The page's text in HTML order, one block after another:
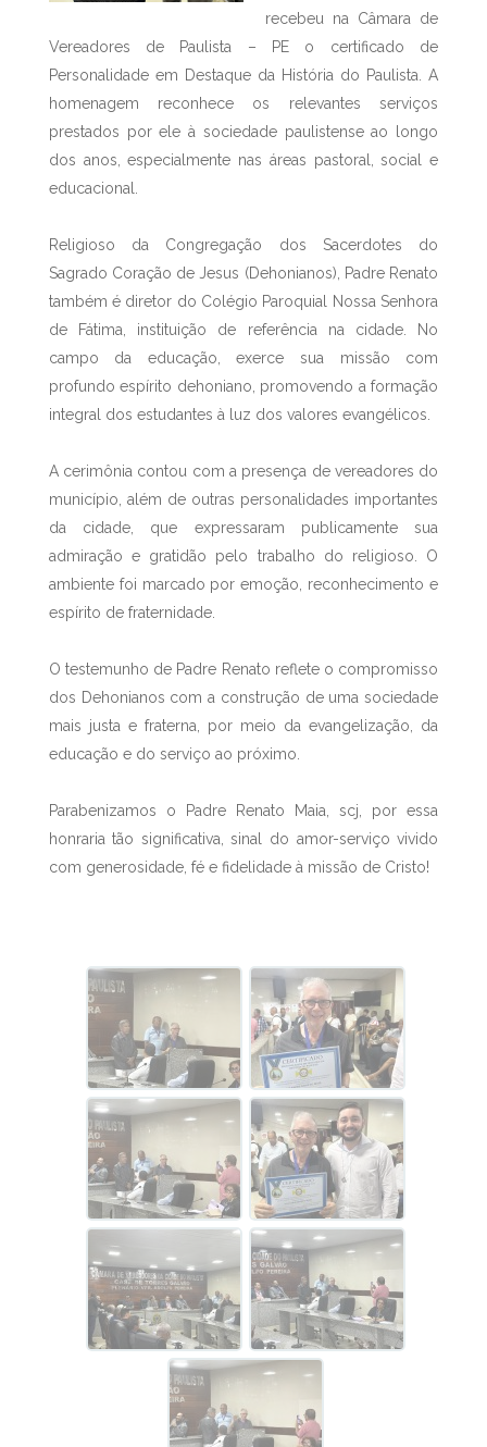
recebeu na Câmara de
Vereadores de Paulista – PE o certificado de
Personalidade em Destaque da História do Paulista. A
homenagem reconhece os relevantes serviços
prestados por ele à sociedade paulistense ao longo
dos anos, especialmente nas áreas pastoral, social e
educacional.
Religioso da Congregação dos Sacerdotes do
Sagrado Coração de Jesus (Dehonianos), Padre Renato
também é diretor do Colégio Paroquial Nossa Senhora
de Fátima, instituição de referência na cidade. No
campo da educação, exerce sua missão com
profundo espírito dehoniano, promovendo a formação
integral dos estudantes à luz dos valores evangélicos.
A cerimônia contou com a presença de vereadores do
município, além de outras personalidades importantes
da cidade, que expressaram publicamente sua
admiração e gratidão pelo trabalho do religioso. O
ambiente foi marcado por emoção, reconhecimento e
espírito de fraternidade.
O testemunho de Padre Renato reflete o compromisso
dos Dehonianos com a construção de uma sociedade
mais justa e fraterna, por meio da evangelização, da
educação e do serviço ao próximo.
Parabenizamos o Padre Renato Maia, scj, por essa
honraria tão significativa, sinal do amor-serviço vivido
com generosidade, fé e fidelidade à missão de Cristo!